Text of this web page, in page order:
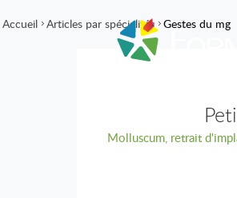
Accueil Articles par spécialités Gestes du mg
Molluscum, retrait